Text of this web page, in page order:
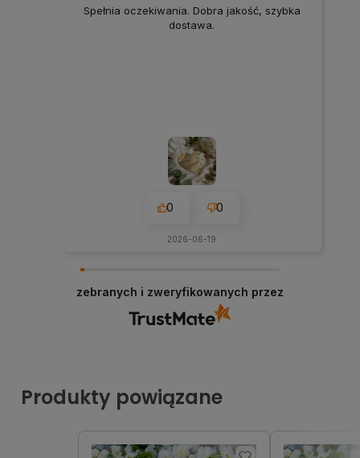
Spełnia oczekiwania. Dobra jakość, szybka
dostawa.
0 0
2026-06-19
zebranych i zweryfikowanych przez
Produkty powiązane